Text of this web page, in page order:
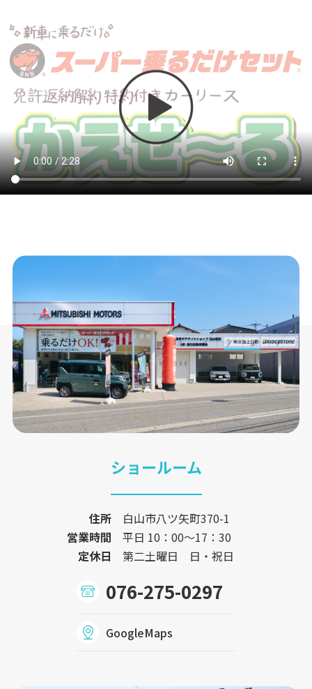
ショールーム
住所
白山市八ツ矢町370-1
営業時間
平日 10：00〜17：30
定休日
第二土曜日 日・祝日
076-275-0297
GoogleMaps